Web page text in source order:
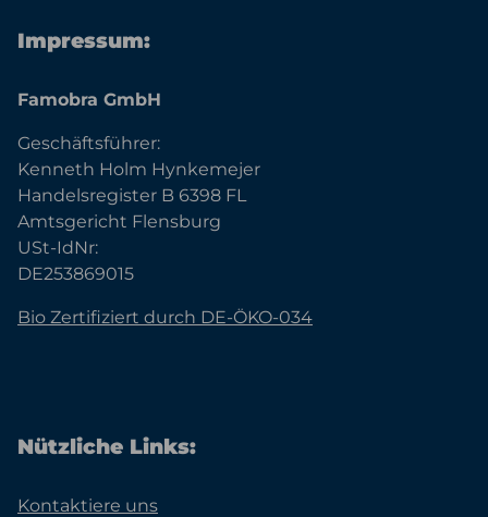
Impressum:
Famobra GmbH
Geschäftsführer:
Kenneth Holm Hynkemejer
Handelsregister B 6398 FL
Amtsgericht Flensburg
USt-IdNr:
DE253869015
Bio Zertifiziert durch DE-ÖKO-034
Nützliche Links:
Kontaktiere uns